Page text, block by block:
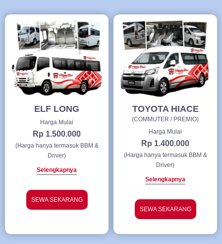
ELF LONG
Harga Mulai
Rp 1.500.000
(Harga hanya termasuk BBM &
Driver)
Selengkapnya
SEWA SEKARANG
TOYOTA HIACE
(COMMUTER / PREMIO)
Harga Mulai
Rp 1.400.000
(Harga hanya termasuk BBM &
Driver)
Selengkapnya
SEWA SEKARANG